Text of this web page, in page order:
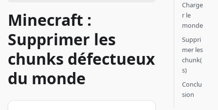
Minecraft :
Supprimer les
chunks défectueux
du monde
Charge
r le
monde
Suppri
mer les
chunk(
s)
Conclu
sion